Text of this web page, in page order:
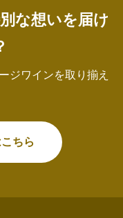
な想いを届け
ジワインを取り揃え
ちら